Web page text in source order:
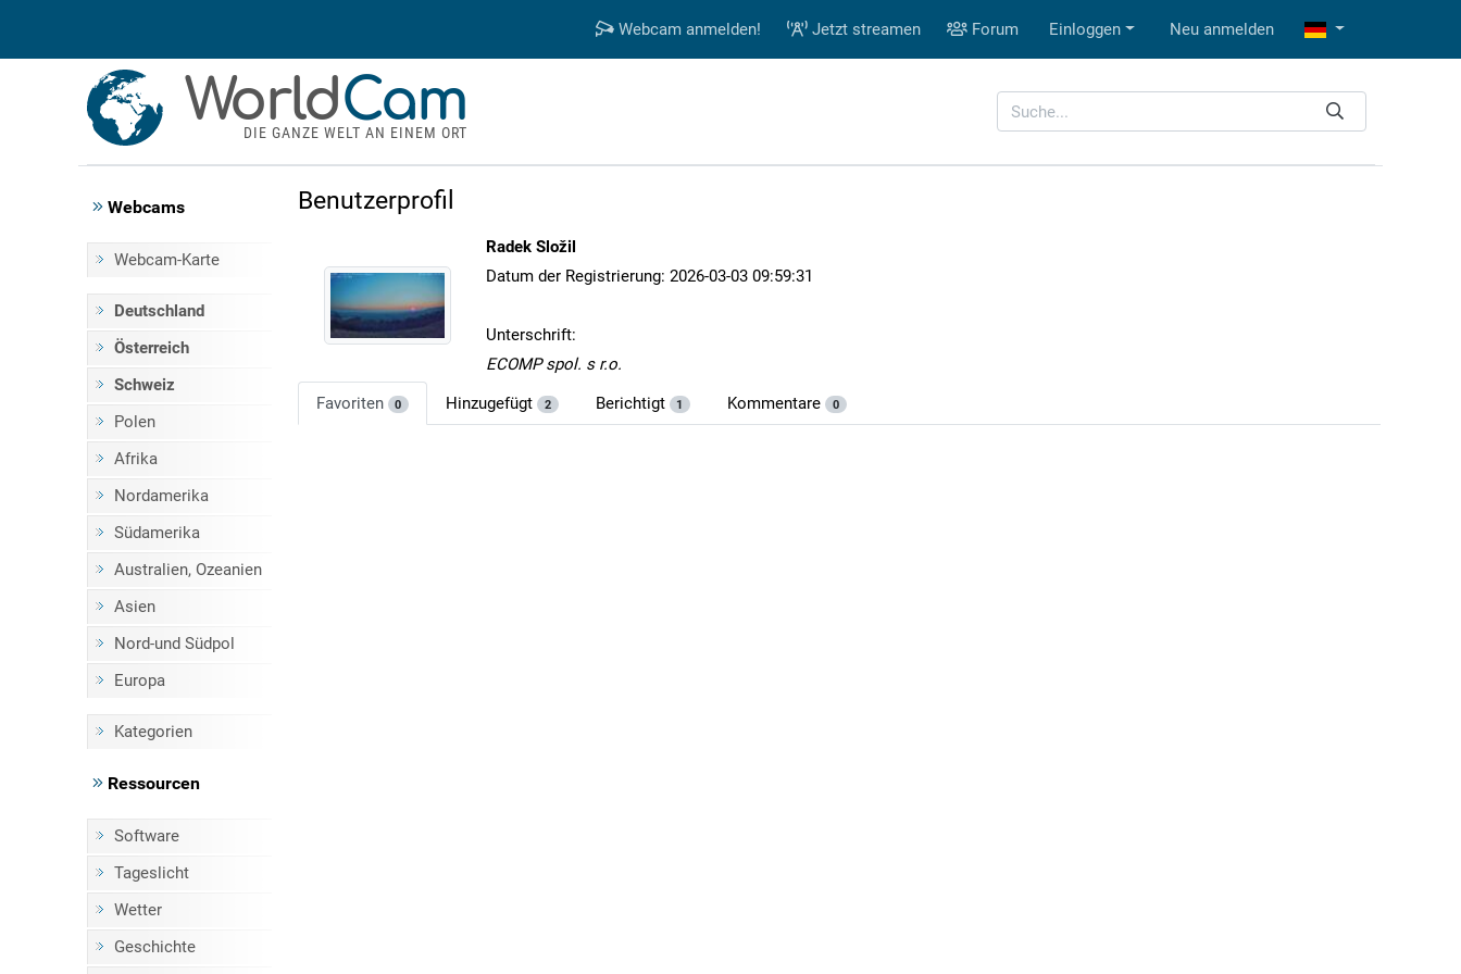
Webcam anmelden! Jetzt streamen Forum Einloggen Neu anmelden
WorldCam
DIE GANZE WELT AN EINEM ORT
Webcams
Webcam-Karte
Deutschland
Österreich
Schweiz
Polen
Afrika
Nordamerika
Südamerika
Australien, Ozeanien
Asien
Nord-und Südpol
Europa
Kategorien
Ressourcen
Software
Tageslicht
Wetter
Geschichte
Benutzerprofil
Radek Složil
Datum der Registrierung: 2026-03-03 09:59:31
Unterschrift:
ECOMP spol. s r.o.
Favoriten
0 Hinzugefügt 2 Berichtigt 1 Kommentare 0